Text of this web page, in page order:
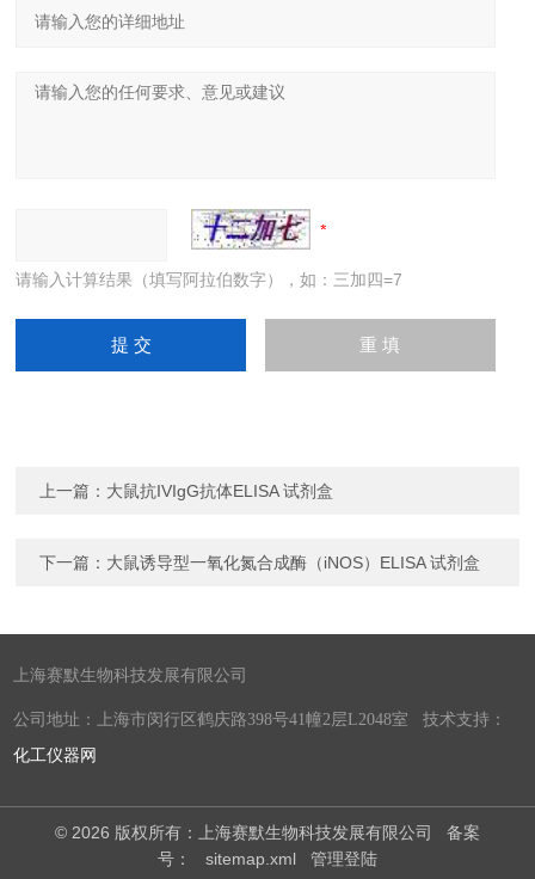
请输入计算结果（填写阿拉伯数字），如：三加四=7
上一篇： 大鼠抗IVIgG抗体ELISA 试剂盒
下一篇： 大鼠诱导型一氧化氮合成酶（iNOS）ELISA 试剂盒
上海赛默生物科技发展有限公司
公司地址：上海市闵行区鹤庆路398号41幢2层L2048室 技术支持：
化工仪器网
© 2026 版权所有：上海赛默生物科技发展有限公司 备案
号：
sitemap.xml 管理登陆